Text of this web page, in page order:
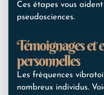
Ces étapes vous
pseudosciences.
Témoignages et
personnelles
Les fréquences
nombreux individus.